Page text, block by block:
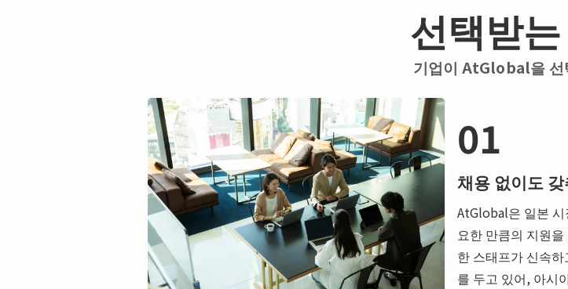
선택받
기업이 AtGlobal을 선
01
채용 없이도
AtGlobal은 일본 시
요한 만큼의 지원
한 스태프가 신속
를 두고 있어, 아시